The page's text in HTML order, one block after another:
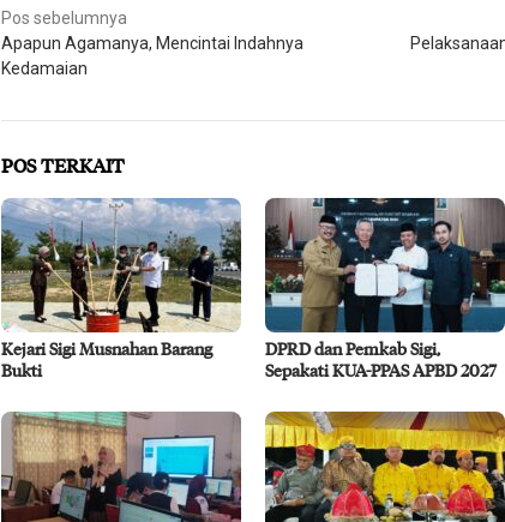
Navigasi
pos
Pos sebelumnya
Apapun Agamanya, Mencintai Indahnya
Kedamaian
POS TERKAIT
Kejari Sigi Musnahan Barang
Bukti
DPRD dan Pemkab Sigi,
Sepakati KUA-PPAS APBD 2027